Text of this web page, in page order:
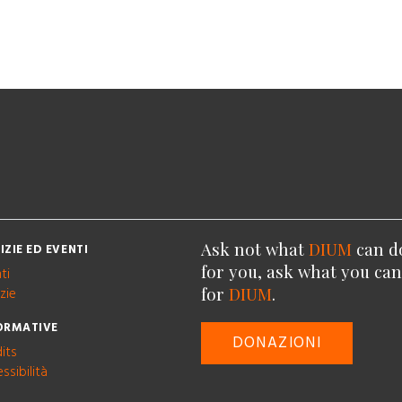
ED EVENTI Ask not what DIUM can
for you, ask what you
for DIUM.
DONAZIONI